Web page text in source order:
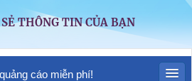
THÔNG TIN CỦA BẠN
cáo miễn phí!